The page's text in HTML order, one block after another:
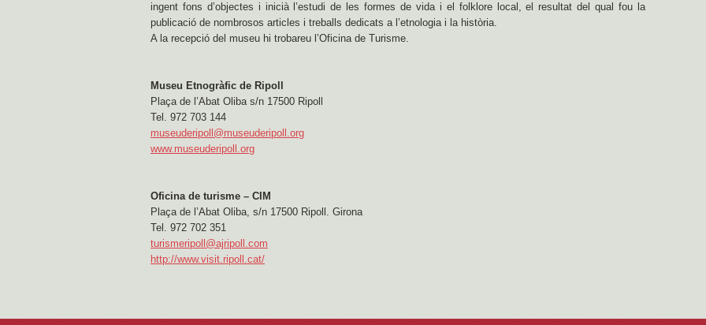
ingent fons d’objectes i inicià l’estudi de les formes de vida i el folklore local, el resultat del qual fou la
publicació de nombrosos articles i treballs dedicats a l’etnologia i la història.
A la recepció del museu hi trobareu l’Oficina de Turisme.
Museu Etnogràfic de Ripoll
Plaça de l’Abat Oliba s/n 17500 Ripoll
Tel. 972 703 144
museuderipoll@museuderipoll.org
www.museuderipoll.org
Oficina de turisme – CIM
Plaça de l’Abat Oliba, s/n 17500 Ripoll. Girona
Tel. 972 702 351
turismeripoll@ajripoll.com
http://www.visit.ripoll.cat/